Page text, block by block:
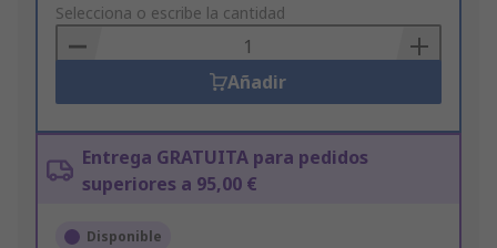
to
Basket
Selecciona o escribe la cantidad
Añadir
Entrega GRATUITA para pedidos
superiores a 95,00 €
Disponible